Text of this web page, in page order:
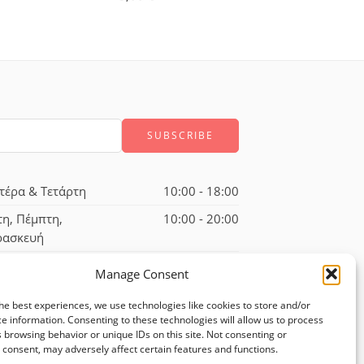
Manage Consent
best experiences, we use technologies like cookies to store and/or
information. Consenting to these technologies will allow us to process
browsing behavior or unique IDs on this site. Not consenting or
may adversely affect certain features and functions.
& Τετάρτη
10:00 - 18:00
Πέμπτη,
10:00 - 20:00